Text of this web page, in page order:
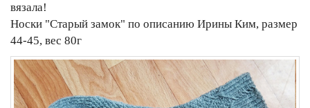
вязала!
Носки "Старый замок" по описанию Ирины Ким, размер
44-45, вес 80г